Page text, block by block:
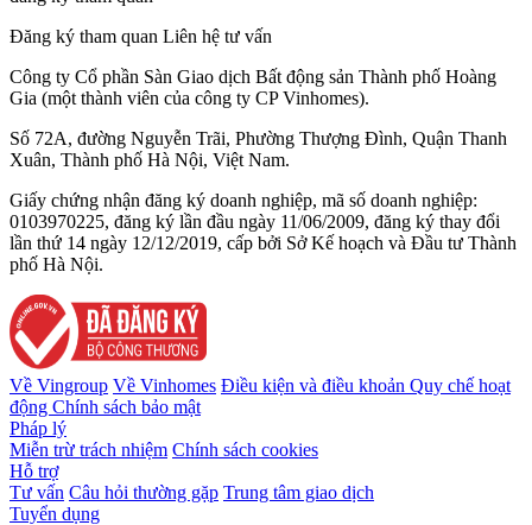
Đăng ký tham quan Liên hệ tư vấn
Công ty Cổ phần Sàn Giao dịch Bất động sản Thành phố Hoàng
Gia (một thành viên của công ty CP Vinhomes).
Số 72A, đường Nguyễn Trãi, Phường Thượng Đình, Quận Thanh
Xuân, Thành phố Hà Nội, Việt Nam.
Giấy chứng nhận đăng ký doanh nghiệp, mã số doanh nghiệp:
0103970225, đăng ký lần đầu ngày 11/06/2009, đăng ký thay đổi
lần thứ 14 ngày 12/12/2019, cấp bởi Sở Kế hoạch và Đầu tư Thành
phố Hà Nội.
Về Vingroup Về Vinhomes Điều kiện và điều khoản Quy chế hoạt
động Chính sách bảo mật
Pháp lý
Miễn trừ trách nhiệm Chính sách cookies
Hỗ trợ
Tư vấn Câu hỏi thường gặp Trung tâm giao dịch
Tuyển dụng